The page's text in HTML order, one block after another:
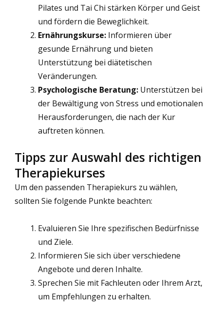
Pilates und Tai Chi stärken Körper und Geist
und fördern die Beweglichkeit.
Ernährungskurse: Informieren über
gesunde Ernährung und bieten
Unterstützung bei diätetischen
Veränderungen.
Psychologische Beratung: Unterstützen bei
der Bewältigung von Stress und emotionalen
Herausforderungen, die nach der Kur
auftreten können.
Tipps zur Auswahl des richtigen
Therapiekurses
Um den passenden Therapiekurs zu wählen,
sollten Sie folgende Punkte beachten:
Evaluieren Sie Ihre spezifischen Bedürfnisse
und Ziele.
Informieren Sie sich über verschiedene
Angebote und deren Inhalte.
Sprechen Sie mit Fachleuten oder Ihrem Arzt,
um Empfehlungen zu erhalten.